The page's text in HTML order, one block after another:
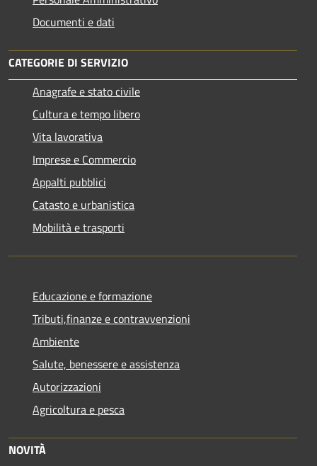
Documenti e dati
CATEGORIE DI SERVIZIO
Anagrafe e stato civile
Cultura e tempo libero
Vita lavorativa
Imprese e Commercio
Appalti pubblici
Catasto e urbanistica
Mobilità e trasporti
Educazione e formazione
Tributi,finanze e contravvenzioni
Ambiente
Salute, benessere e assistenza
Autorizzazioni
Agricoltura e pesca
NOVITÀ